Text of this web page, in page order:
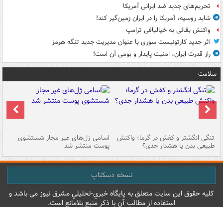
تحریم‌های جدید ضد ایرانی آمریکا
شاید روسیه، آمریکا را در ایران زمین‌گیر کند!
واکنش بقائی به خیالبافی ترامپ
اثر جدید کارتونیست سوری با عنوان مدیریت جدید تنگه هرمز
راز قدرت ایران، امنیت پایدار و بومی آن است!
سلامت
تنگی انگشتر و کفش در گرما؛ واکنش
طبیعی بدن یا هشدار جدی؟
اسامی ژل‌های غیر مجاز شستشوی
پوست منتشر شد
نسخه دسکتاپ
کليه حقوق اين سايت متعلق به پایگاه خبري-تحليلي مشرق نيوز می باشد و
استفاده از مطالب آن با ذکر منبع بلامانع است.